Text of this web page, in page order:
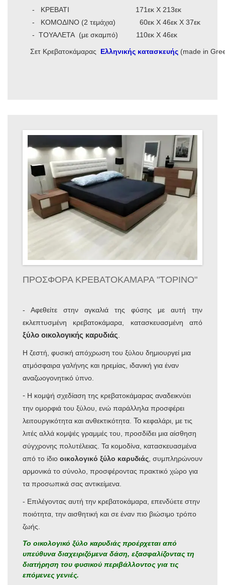
- ΚΡΕΒΑΤΙ 171εκ Χ 213εκ
- ΚΟΜΟΔΙΝΟ (2 τεμάχια) 60εκ Χ 46εκ Χ 37εκ
- ΤΟΥΑΛΕΤΑ (με σκαμπό) 110εκ Χ 46εκ
Σετ Κρεβατοκάμαρας Ελληνικής κατασκευής (made in
ΠΡΟΣΦΟΡΑ ΚΡΕΒΑΤΟΚΑΜΑΡΑ "ΤΟΡΙΝΟ"
- Αφεθείτε στην αγκαλιά της φύσης με αυτή την
εκλεπτυσμένη κρεβατοκάμαρα, κατασκευασμένη από
ξύλο οικολογικής καρυδιάς
Η ζεστή, φυσική απόχρωση του ξύλου δημιουργεί μια
ατμόσφαιρα γαλήνης και ηρεμίας, ιδανική για έναν
αναζωογονητικό ύπνο.
- Η κομψή σχεδίαση της κρεβατοκάμαρας αναδεικνύει
την ομορφιά του ξύλου, ενώ παράλληλα προσφέρει
λειτουργικότητα και ανθεκτικότητα. Το κεφαλάρι, με τις
λιτές αλλά κομψές γραμμές του, προσδίδει μια αίσθηση
σύγχρονης πολυτέλειας. Τα κομοδίνα, κατασκευασμένα
από το ίδιο οικολογικό ξύλο καρυδιάς , συμπληρώνουν
αρμονικά το σύνολο, προσφέροντας πρακτικό χώρο για
τα προσωπικά σας αντικείμενα.
- Επιλέγοντας αυτή την κρεβατοκάμαρα, επενδύετε στην
ποιότητα, την αισθητική και σε έναν πιο βιώσιμο τρόπο
ζωής.
Το οικολογικό ξύλο καρυδιάς προέρχεται από
υπεύθυνα διαχειριζόμενα δάση, εξασφαλίζοντας τη
διατήρηση του φυσικού περιβάλλοντος για τις
επόμενες γενιές.